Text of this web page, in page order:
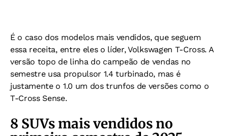
É o caso dos modelos mais vendidos, que seguem
essa receita, entre eles o líder, Volkswagen T-Cross. A
versão topo de linha do campeão de vendas no
semestre usa propulsor 1.4 turbinado, mas é
justamente o 1.0 um dos trunfos de versões como o
T-Cross Sense.
8 SUVs mais vendidos no